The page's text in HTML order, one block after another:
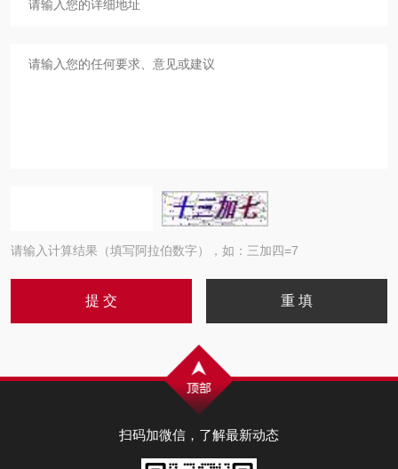
请输入计算结果（填写阿拉伯数字），如：三加四=7
扫码加微信，了解最新动态